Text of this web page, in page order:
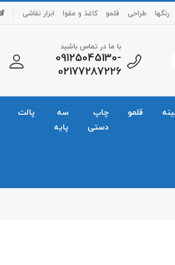
رنگها طراحی قلمو کاغذ و مقوا ابزار نقاشی
با ما در تماس باشید
09125045130-
02177287226
قلمو
چاپ
دستی
سه
پایه
پالت